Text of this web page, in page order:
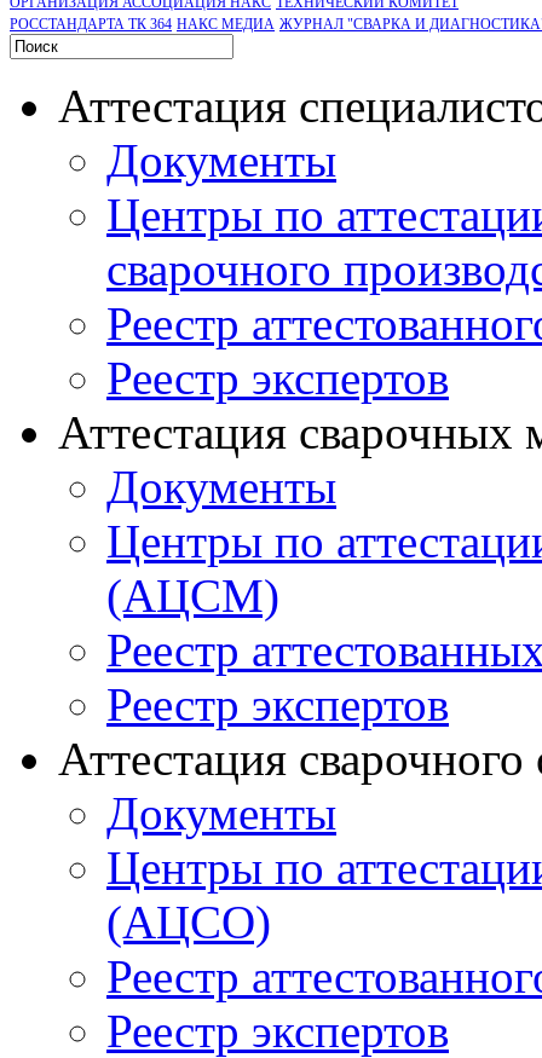
РОССТАНДАРТА ТК 364 НАКС МЕДИА ЖУРНАЛ "СВАРКА И
Аттестация
Документы
Центры по
сварочного
Реестр
Реестр экспертов
Аттестация сварочных
Документы
Центры по
(АЦСМ)
Реестр
Реестр экспертов
Аттестация
Документы
Центры по
(АЦСО)
Реестр
Реестр экспертов